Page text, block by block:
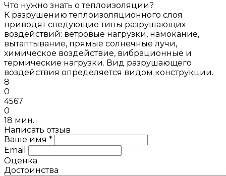
Что нужно знать о теплоизоляции?
К разрушению теплоизоляционного слоя
приводят следующие типы разрушающих
воздействий: ветровые нагрузки, намокание,
вытаптывание, прямые солнечные лучи,
химическое воздействие, вибрационные и
термические нагрузки. Вид разрушающего
воздействия определяется видом конструкции.
8
0
4567
0
18 мин.
Написать отзыв
Ваше имя *
Email
Оценка
Достоинства